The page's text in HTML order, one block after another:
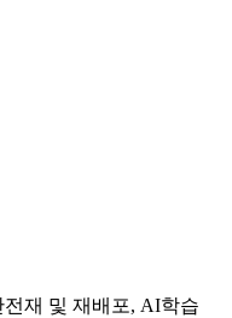
재 및 재배포, AI학습